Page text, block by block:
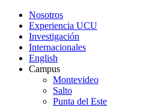
Nosotros
Experiencia UCU
Investigación
Internacionales
English
Campus
Montevideo
Salto
Punta del Este